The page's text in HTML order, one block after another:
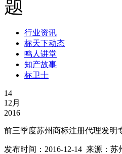
行业资讯
标天下动态
鸣人讲堂
知产故事
标卫士
14
12月
2016
前三季度苏州商标注册代理发明
发布时间：2016-12-14 来源：